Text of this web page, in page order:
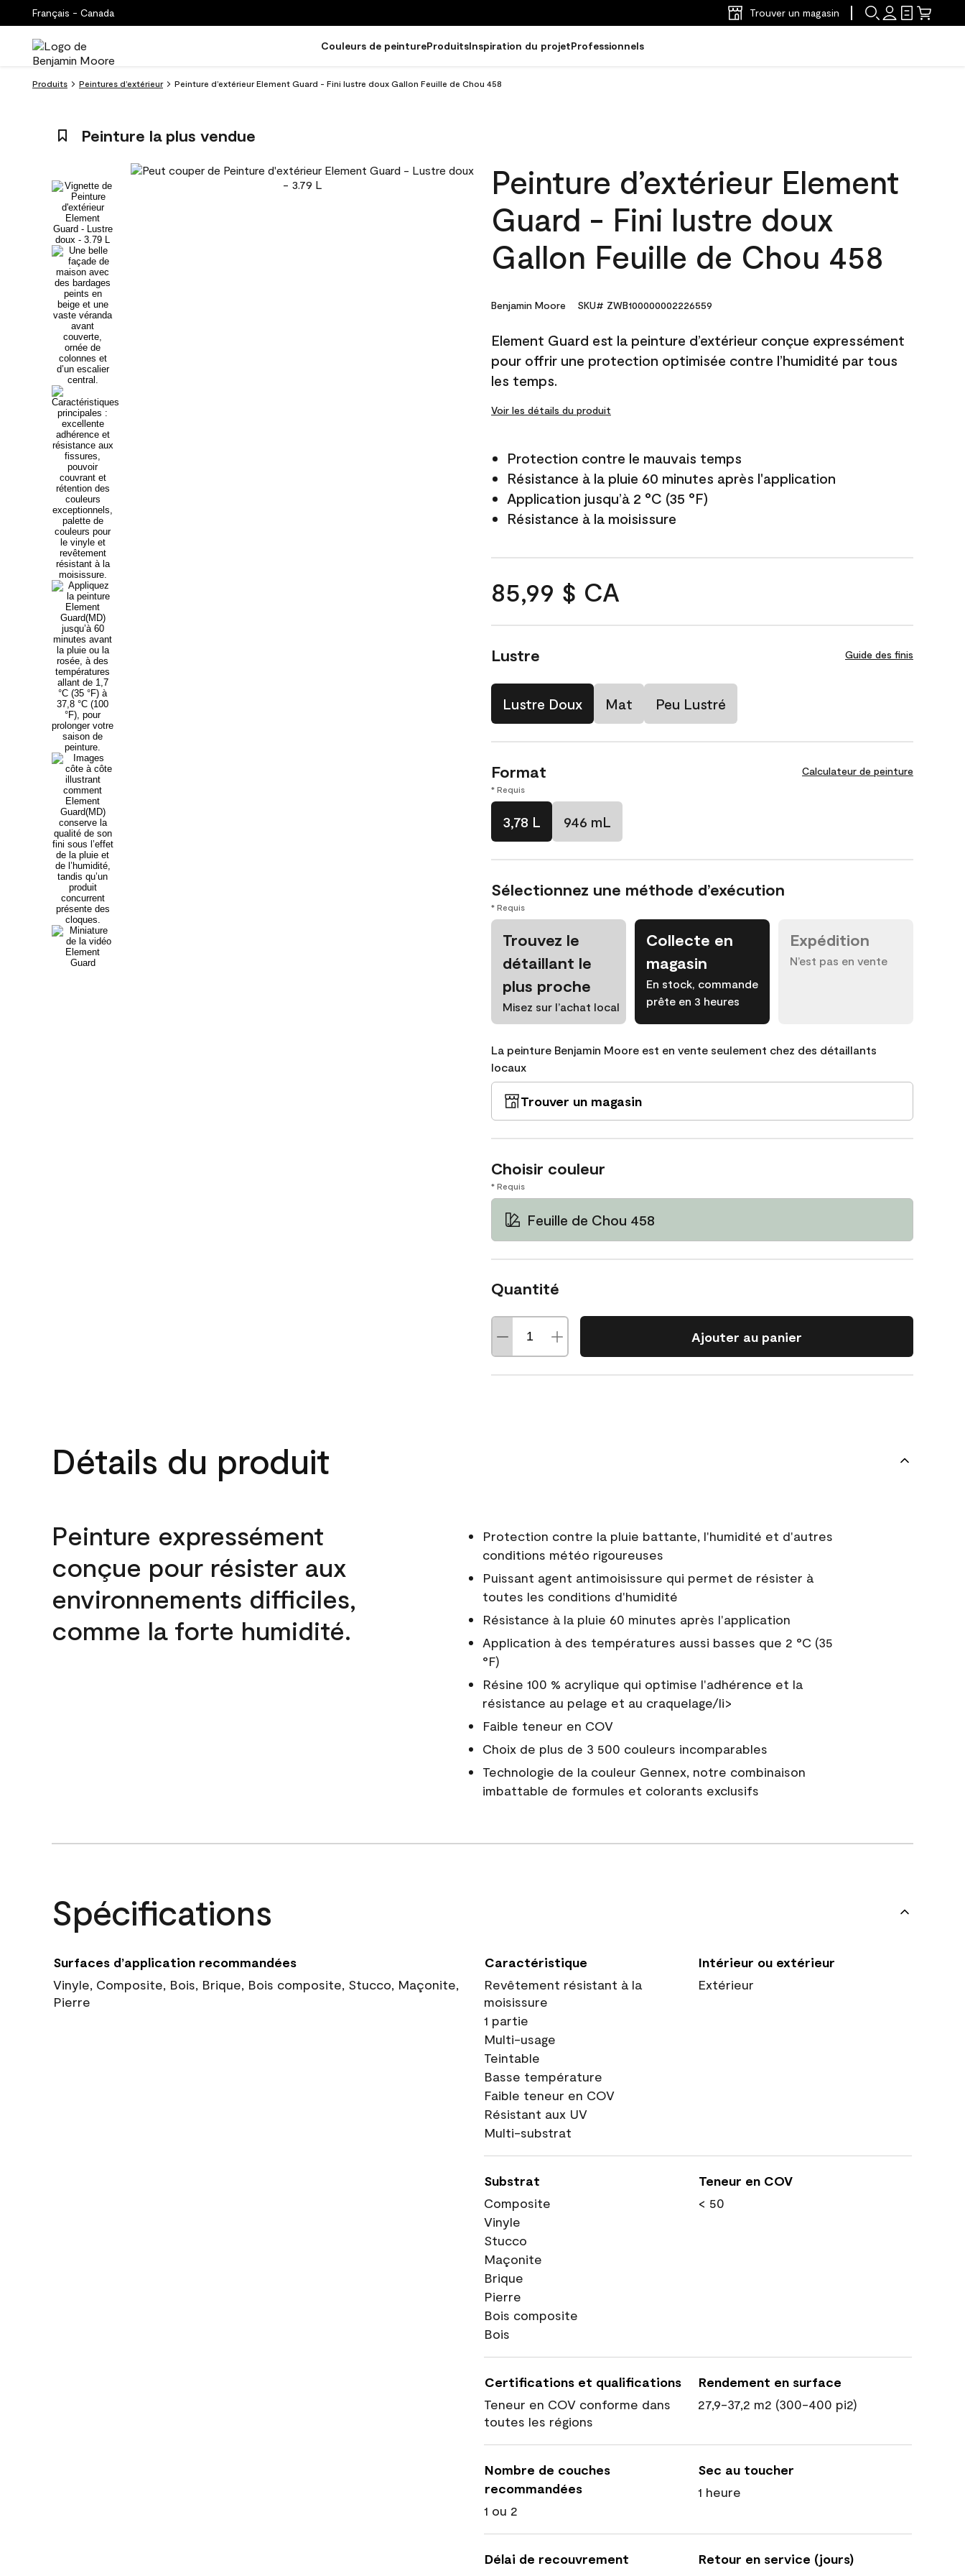
Français - Canada Trouver un magasin
Couleurs de peintureProduitsInspiration du projetProfessionnels
Produits Peintures d’extérieur Peinture d’extérieur Element Guard - Fini lustre doux Gallon Feuille de Chou 458
Peinture la plus vendue
Peinture d’extérieur Element
Guard - Fini lustre doux
Gallon Feuille de Chou 458
Benjamin Moore SKU# ZWB100000002226559
Element Guard est la peinture d’extérieur conçue expressément
pour offrir une protection optimisée contre l’humidité par tous
les temps.
Voir les détails du produit
Protection contre le mauvais temps
Résistance à la pluie 60 minutes après l'application
Application jusqu’à 2 °C (35 °F)
Résistance à la moisissure
85,99 $ CA
Lustre Guide des finis
Lustre Doux Mat Peu Lustré
Format Calculateur de peinture
* Requis
3,78 L 946 mL
Sélectionnez une méthode d’exécution
* Requis
Trouvez le
détaillant le
plus proche
Misez sur l’achat local
Collecte en
magasin
En stock, commande
prête en 3 heures
Expédition
N’est pas en vente
La peinture Benjamin Moore est en vente seulement chez des détaillants
locaux
Trouver un magasin
Choisir couleur
* Requis
Feuille de Chou 458
Quantité
Ajouter au panier
Détails du produit
Peinture expressément
conçue pour résister aux
environnements difficiles,
comme la forte humidité.
Protection contre la pluie battante, l'humidité et d'autres
conditions météo rigoureuses
Puissant agent antimoisissure qui permet de résister à
toutes les conditions d'humidité
Résistance à la pluie 60 minutes après l'application
Application à des températures aussi basses que 2 °C (35
°F)
Résine 100 % acrylique qui optimise l'adhérence et la
résistance au pelage et au craquelage/li>
Faible teneur en COV
Choix de plus de 3 500 couleurs incomparables
Technologie de la couleur Gennex, notre combinaison
imbattable de formules et colorants exclusifs
Spécifications
Surfaces d’application recommandées
Vinyle, Composite, Bois, Brique, Bois composite, Stucco, Maçonite,
Pierre
Caractéristique
Revêtement résistant à la
moisissure
1 partie
Multi-usage
Teintable
Basse température
Faible teneur en COV
Résistant aux UV
Multi-substrat
Intérieur ou extérieur
Extérieur
Substrat
Composite
Vinyle
Stucco
Maçonite
Brique
Pierre
Bois composite
Bois
Teneur en COV
< 50
Certifications et qualifications
Teneur en COV conforme dans
toutes les régions
Rendement en surface
27,9-37,2 m2 (300-400 pi2)
Nombre de couches
recommandées
1 ou 2
Sec au toucher
1 heure
Délai de recouvrement
Retour en service (jours)